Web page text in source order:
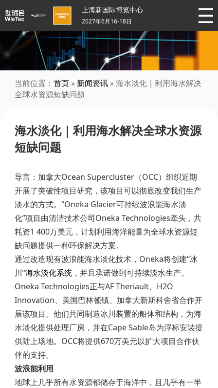
上海新国际博览中心
2027年6月16-18日
当前位置： 首页 » 新闻资讯 » 海水淡化｜利用海水解决
全球水资源短缺问题
海水淡化｜利用海水解决全球水资源
短缺问题
导言：加拿大Ocean Supercluster（OCC）组织近期
开展了突破性项目研究，该项目可以彻底改变我们生产
淡水的方式。“Oneka Glacier可持续波浪能海水淡
化”项目由清洁技术公司Oneka Technologies牵头，共
耗资1 400万美元，计划利用海洋能量为全球水资源短
缺问题提供一种环保解决方案。
通过改造现有波浪能海水淡化技术，Oneka将创建“冰
川”海水淡化系统 ，并且承诺做到可持续淡水生产。
Oneka Technologies正与AF Theriault、H2O
Innovation、美国巴林顿镇、加拿大新斯科舍省合作开
展该项目。他们共同制造冰川装置的船体和结构，为海
水淡化提供处理厂房，并在Cape Sable岛为浮标安装提
供陆上场地。OCC将提供670万美元以扩大项目合作伙
伴的支持。
波浪能利用
地球上几乎所有水资源都储存于海洋中，且几乎有一半